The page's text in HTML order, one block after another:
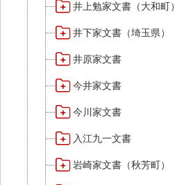
井上勉家文書（大和町）
井下家文書（埼玉県）
井原家文書
今井家文書
今川家文書
入江九一文書
岩崎家文書（秋芳町）